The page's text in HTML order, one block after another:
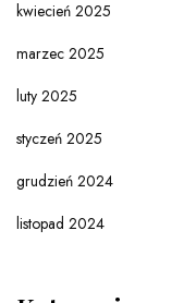
kwiecień 2025
marzec 2025
luty 2025
styczeń 2025
grudzień 2024
listopad 2024